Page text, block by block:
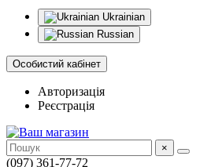
Ukrainian
Russian
Особистий кабінет
Авторизація
Реєстрація
×
(097) 361-77-72